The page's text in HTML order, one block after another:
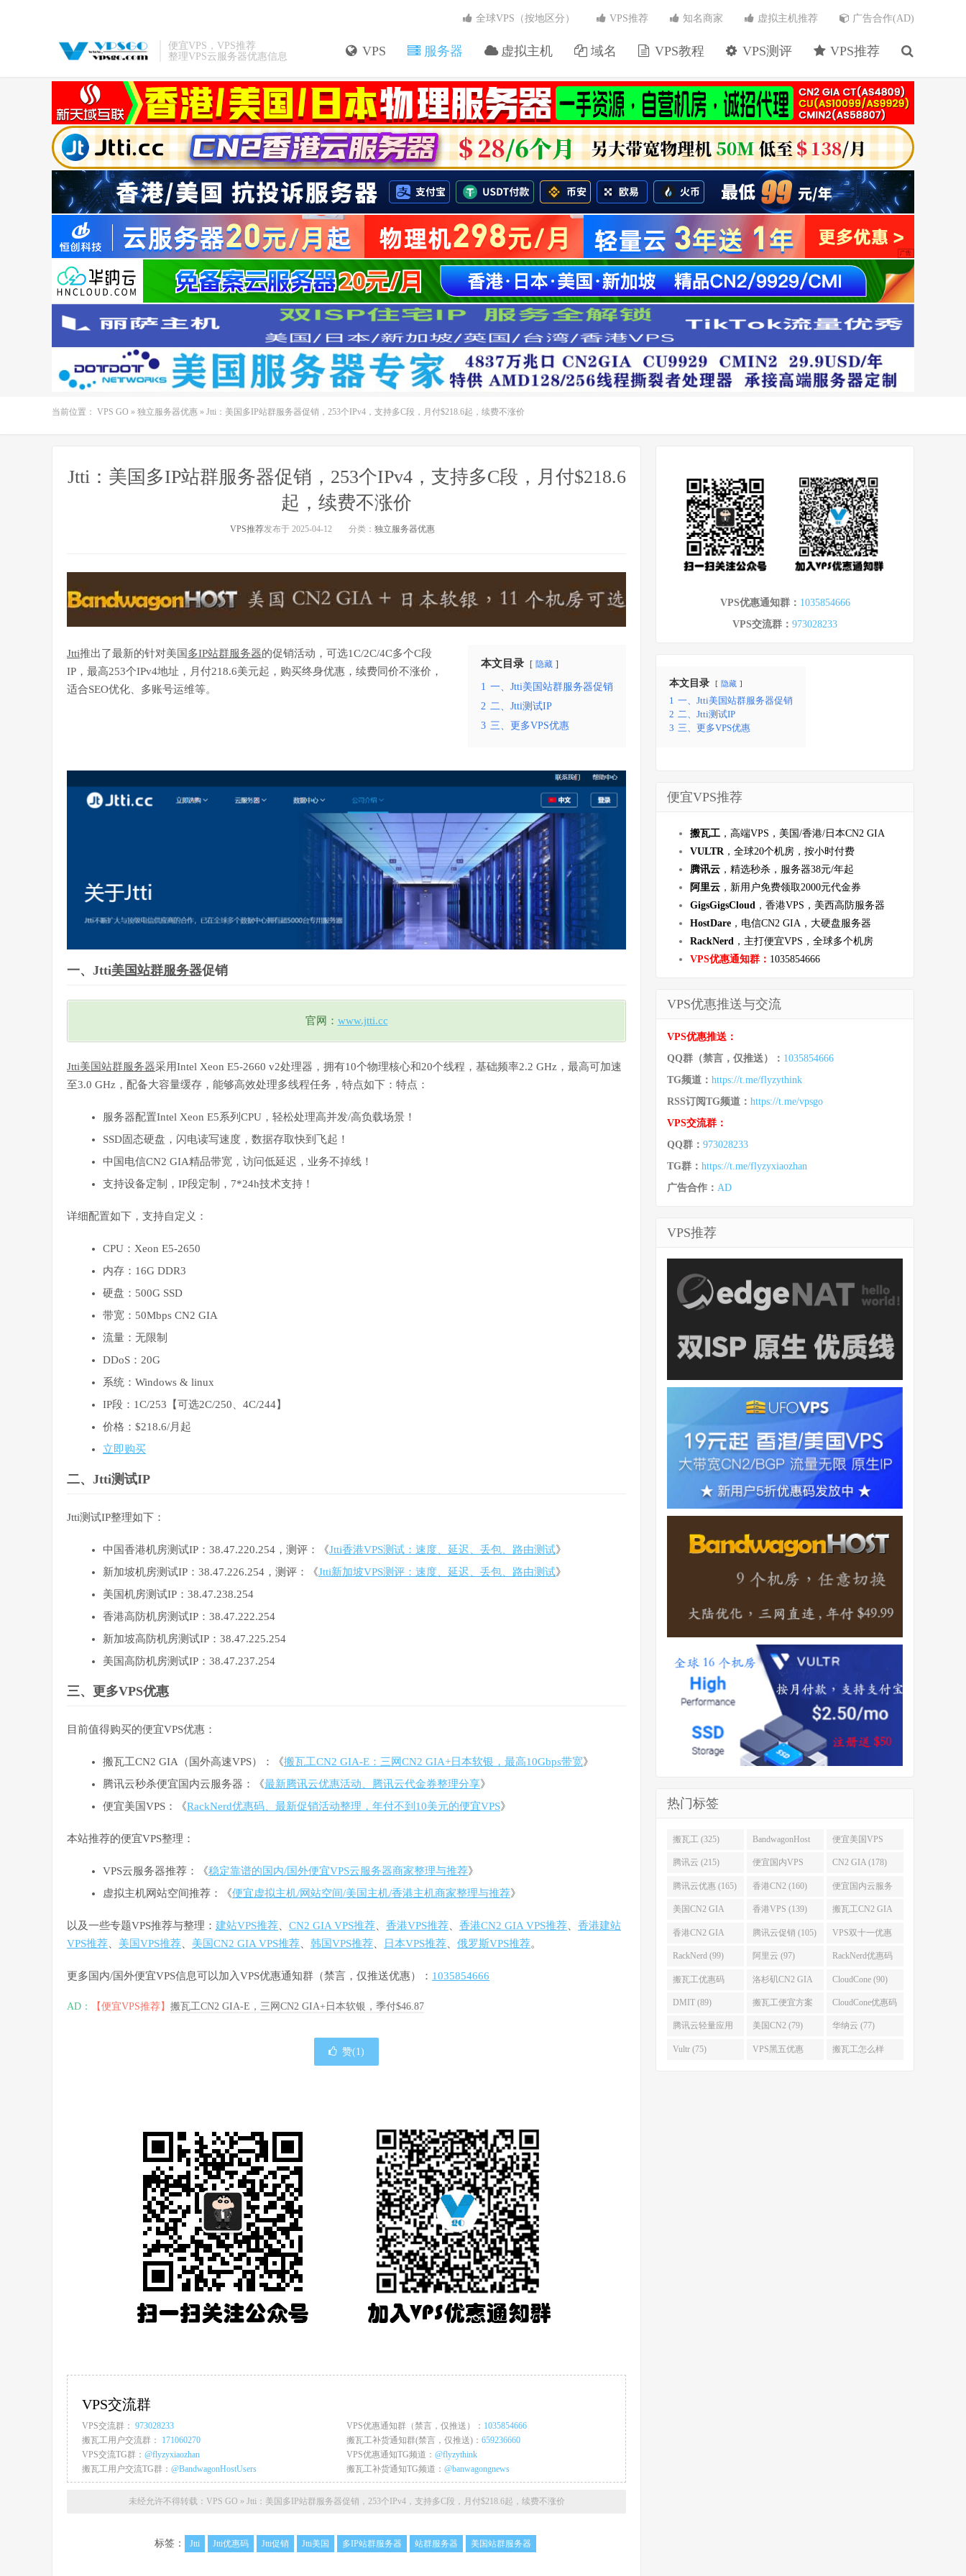
便宜VPS，VPS推荐
整理VPS云服务器优惠信息
VPS 服务器 虚拟主机 域名 VPS教程 VPS测评 VPS推荐
全球VPS（按地区分） VPS推荐 知名商家 虚拟主机推荐 广告合作(AD)
当前位置： VPS GO » 独立服务器优惠 » Jtti：美国多IP站群服务器促销，253个IPv4，支持多C段，月付$218.6起，续费不涨价
Jtti：美国多IP站群服务器促销，253个IPv4，支持多C段，月付$218.6
起，续费不涨价
VPS推荐发布于 2025-04-12 分类： 独立服务器优惠
本文目录 隐藏
1 一、Jtti美国站群服务器促销
2 二、Jtti测试IP
3 三、更多VPS优惠
Jtti推出了最新的针对美国 多IP站群服务器的促销活动，可选1C/2C/4C多个C段
IP，最高253个IPv4地址，月付218.6美元起，购买终身优惠，续费同价不涨价，
适合SEO优化、多账号运维等。
一、Jtti美国站群服务器促销
官网： www.jtti.cc
Jtti美国站群服务器采用Intel Xeon E5-2660 v2处理器，拥有10个物理核心和20个线程，基础频率2.2 GHz，最高可加速
至3.0 GHz，配备大容量缓存，能够高效处理多线程任务，特点如下：特点：
服务器配置Intel Xeon E5系列CPU，轻松处理高并发/高负载场景！
SSD固态硬盘，闪电读写速度，数据存取快到飞起！
中国电信CN2 GIA精品带宽，访问低延迟，业务不掉线！
支持设备定制，IP段定制，7*24h技术支持！
详细配置如下，支持自定义：
CPU：Xeon E5-2650
内存：16G DDR3
硬盘：500G SSD
带宽：50Mbps CN2 GIA
流量：无限制
DDoS：20G
系统：Windows & linux
IP段：1C/253【可选2C/250、4C/244】
价格：$218.6/月起
立即购买
二、Jtti测试IP
Jtti测试IP整理如下：
中国香港机房测试IP：38.47.220.254，测评：《Jtti香港VPS测试：速度、延迟、丢包、路由测试》
新加坡机房测试IP：38.47.226.254，测评：《Jtti新加坡VPS测评：速度、延迟、丢包、路由测试》
美国机房测试IP：38.47.238.254
香港高防机房测试IP：38.47.222.254
新加坡高防机房测试IP：38.47.225.254
美国高防机房测试IP：38.47.237.254
三、更多VPS优惠
目前值得购买的便宜VPS优惠：
搬瓦工CN2 GIA（国外高速VPS）：《搬瓦工CN2 GIA-E：三网CN2 GIA+日本软银，最高10Gbps带宽》
腾讯云秒杀便宜国内云服务器：《最新腾讯云优惠活动、腾讯云代金券整理分享》
便宜美国VPS：《RackNerd优惠码、最新促销活动整理，年付不到10美元的便宜VPS》
本站推荐的便宜VPS整理：
VPS云服务器推荐：《稳定靠谱的国内/国外便宜VPS云服务器商家整理与推荐》
虚拟主机网站空间推荐：《便宜虚拟主机/网站空间/美国主机/香港主机商家整理与推荐》
以及一些专题VPS推荐与整理： 建站VPS推荐 CN2 GIA VPS推荐 香港VPS推荐 香港CN2 GIA VPS推荐
香港建站
VPS推荐
美国VPS推荐 美国CN2 GIA VPS推荐 韩国VPS推荐 日本VPS推荐 俄罗斯VPS推荐。
更多国内/国外便宜VPS信息可以加入VPS优惠通知群（禁言，仅推送优惠）： 1035854666
AD： 【便宜VPS推荐】 搬瓦工CN2 GIA-E，三网CN2 GIA+日本软银，季付$46.87
赞(1)
VPS交流群
VPS交流群： 973028233 VPS优惠通知群（禁言，仅推送）： 1035854666
搬瓦工用户交流群： 171060270 搬瓦工补货通知群(禁言，仅推送)： 659236660
VPS交流TG群： @flyzyxiaozhan VPS优惠通知TG频道： @flyzythink
搬瓦工用户交流TG群： @BandwagonHostUsers 搬瓦工补货通知TG频道： @banwagongnews
未经允许不得转载： VPS GO » Jtti：美国多IP站群服务器促销，253个IPv4，支持多C段，月付$218.6起，续费不涨价
标签： Jtti Jtti优惠码 Jtti促销 Jtti美国 多IP站群服务器 站群服务器 美国站群服务器
VPS优惠通知群： 1035854666
VPS交流群： 973028233
本文目录 隐藏
1 一、Jtti美国站群服务器促销
2 二、Jtti测试IP
3 三、更多VPS优惠
便宜VPS推荐
搬瓦工 ，高端VPS，美国/香港/日本CN2 GIA
VULTR ，全球20个机房，按小时付费
腾讯云 ，精选秒杀，服务器38元/年起
阿里云 ，新用户免费领取2000元代金券
GigsGigsCloud ，香港VPS，美西高防服务器
HostDare ，电信CN2 GIA，大硬盘服务器
RackNerd ，主打便宜VPS，全球多个机房
VPS优惠通知群： 1035854666
VPS优惠推送与交流
VPS优惠推送：
QQ群（禁言，仅推送）： 1035854666
TG频道： https://t.me/flyzythink
RSS订阅TG频道： https://t.me/vpsgo
VPS交流群：
QQ群： 973028233
TG群： https://t.me/flyzyxiaozhan
广告合作： AD
VPS推荐
热门标签
搬瓦工 (325) BandwagonHost
(223)
便宜美国VPS
(222)
腾讯云 (215) 便宜国内VPS
(184)
CN2 GIA (178)
腾讯云优惠 (165) 香港CN2 (160) 便宜国内云服务
器 (152)
美国CN2 GIA
(141)
香港VPS (139) 搬瓦工CN2 GIA
(118)
香港CN2 GIA
(111)
腾讯云促销 (105) VPS双十一优惠
(102)
RackNerd (99) 阿里云 (97) RackNerd优惠码
(93)
搬瓦工优惠码
(92)
洛杉矶CN2 GIA
(92)
CloudCone (90)
DMIT (89) 搬瓦工便宜方案
(86)
CloudCone优惠码
(82)
腾讯云轻量应用
服务器 (82)
美国CN2 (79) 华纳云 (77)
Vultr (75) VPS黑五优惠 搬瓦工怎么样